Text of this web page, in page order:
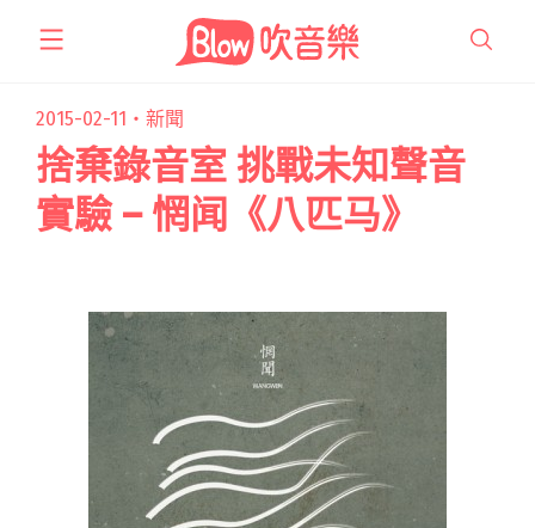
2015-02-11・ 新聞
捨棄錄音室 挑戰未知聲音
實驗 – 惘闻《八匹马》